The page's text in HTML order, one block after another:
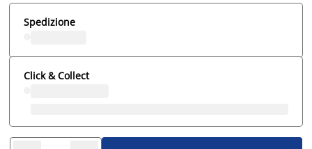
Spedizione
Click & Collect